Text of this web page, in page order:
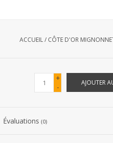
ACCUEIL/ CÔTE D'OR
+
-
AJOUTER
Évaluations(0)